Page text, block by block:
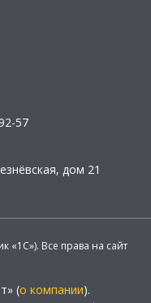
57
дом 21
«1С»). Все права на сайт
(о компании).